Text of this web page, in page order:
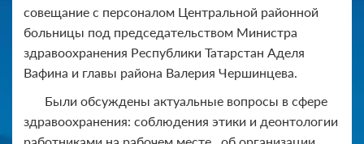
совещание с персоналом Центральной районной
больницы под председательством Министра
здравоохранения Республики Татарстан Аделя
Вафина и главы района Валерия Чершинцева.
Были обсуждены актуальные вопросы в сфере
здравоохранения: соблюдения этики и деонтологии